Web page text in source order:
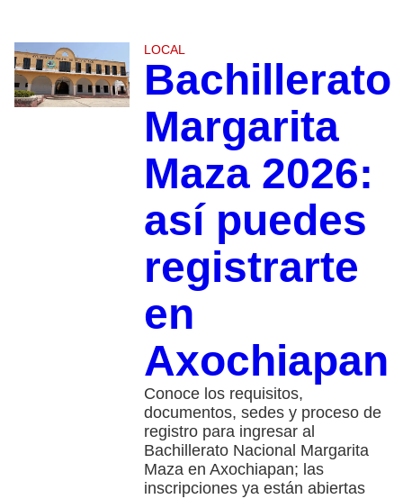
LOCAL
Bachillerato
Margarita
Maza 2026:
así puedes
registrarte
en
Axochiapan
Conoce los requisitos,
documentos, sedes y proceso de
registro para ingresar al
Bachillerato Nacional Margarita
Maza en Axochiapan; las
inscripciones ya están abiertas